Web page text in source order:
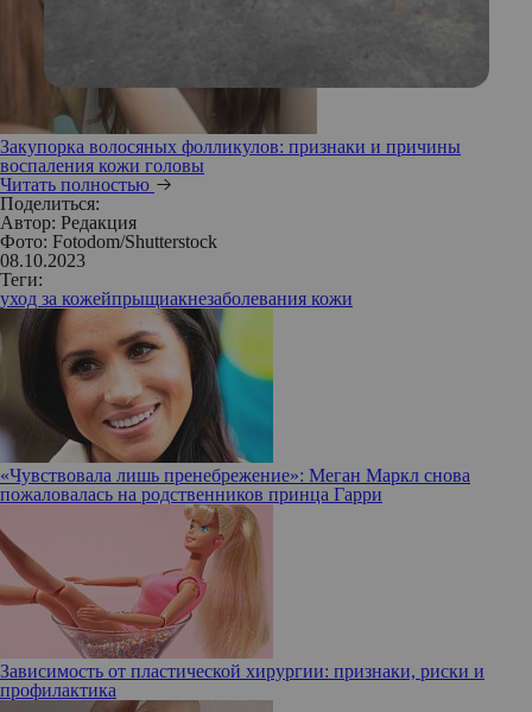
Закупорка волосяных фолликулов: признаки и причины
воспаления кожи головы
Читать полностью
Поделиться:
Автор: Редакция
Фото: Fotodom/Shutterstock
08.10.2023
Теги:
уход за кожейпрыщиакнезаболевания кожи
«Чувствовала лишь пренебрежение»: Меган Маркл снова
пожаловалась на родственников принца Гарри
Зависимость от пластической хирургии: признаки, риски и
профилактика